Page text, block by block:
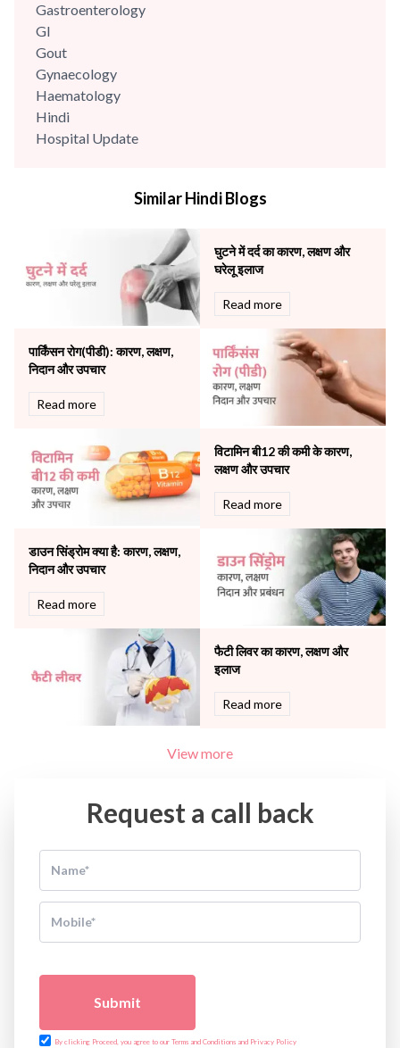
Gastroenterology
GI
Gout
Gynaecology
Haematology
Hindi
Hospital Update
Neonatology & Paediatrics
Nephrology & Dialysis
Neurology
Other Services
Pulmonology
Rheumatology
Robotic Precision
The Breast Centre
The Oncology Centre
Urology
Water Birthing
Women Wellness
Similar Hindi Blogs
घुटने में दर्द का कारण, लक्षण और
घरेलू इलाज
Read more
पार्किंसन रोग(पीडी): कारण, लक्षण,
निदान और उपचार
Read more
विटामिन बी12 की कमी के कारण,
लक्षण और उपचार
Read more
डाउन सिंड्रोम क्या है: कारण, लक्षण,
निदान और उपचार
Read more
फैटी लिवर का कारण, लक्षण और
इलाज
Read more
View more
Request a call back
Submit
By clicking Proceed, you agree to our Terms and Conditions and Privacy Policy